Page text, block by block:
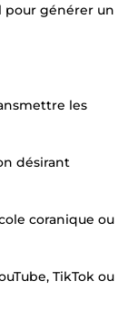
pour générer un
les
désirant
coranique ou
TikTok ou